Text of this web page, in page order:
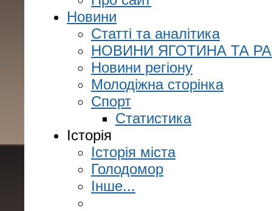
Новини
Статті та аналітика
НОВИНИ ЯГОТИНА ТА
Новини регіону
Молодіжна сторінка
Спорт
Статистика
Історія
Історія міста
Голодомор
Інше...